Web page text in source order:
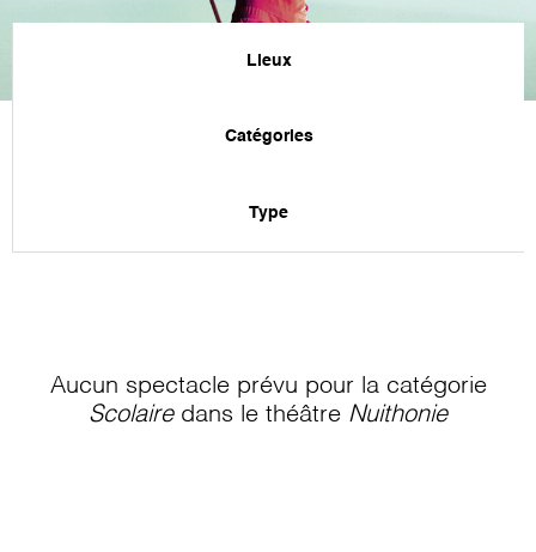
Lieux
Catégories
Type
Aucun spectacle prévu pour la catégorie
Scolairedans le théâtre Nuithonie